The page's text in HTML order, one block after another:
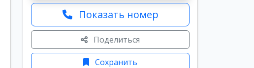
Показать номер
Поделиться
Сохранить